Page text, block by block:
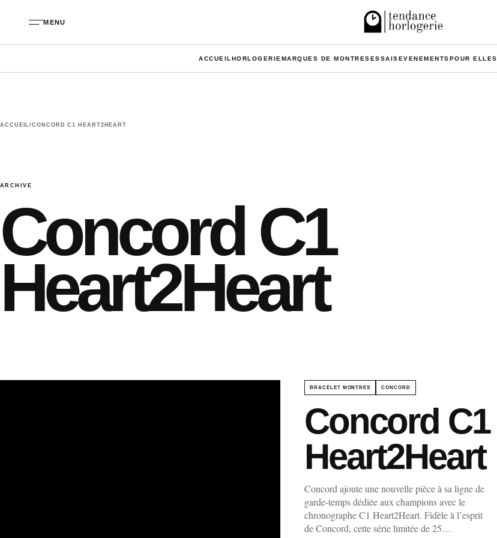
MENU
ACCUEIL HORLOGERIE MARQUES DE MONTRESESSAISEVENEMENTSPOUR ELLES
ACCUEIL/CONCORD C1 HEART2HEART
ARCHIVE
Concord C1
Heart2Heart
BRACELET MONTRES CONCORD
Concord C1
Heart2Heart
Concord ajoute une nouvelle pièce à sa ligne de
garde-temps dédiée aux champions avec le
chronographe C1 Heart2Heart. Fidèle à l’esprit
de Concord, cette série limitée de 25…